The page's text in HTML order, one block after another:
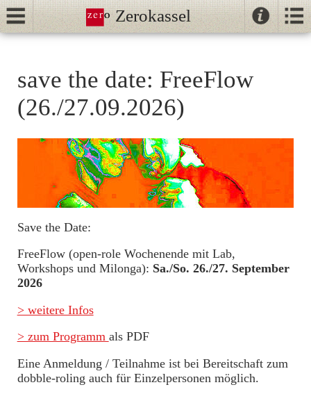
Zerokassel
Tango
NeoTango
TangoLab
26./27.09.2026
save the date: Petite
Folie 29.-31.01.2027
Neolonga "Vuelta" -
mit DJ.Klaus (am
1.FR im Monat)
save the date: FreeFlow
(26./27.09.2026)
Save the Date:
FreeFlow (open-role Wochenende mit Lab,
Workshops und Milonga): Sa./So. 26./27. September
2026
> weitere Infos
> zum Programm als PDF
Eine Anmeldung / Teilnahme ist bei Bereitschaft zum
dobble-roling auch für Einzelpersonen möglich.